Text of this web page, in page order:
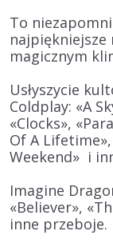
To
magicznym
Usłyszycie
Coldplay: «A
«Clocks»,
Of A
Weekend» i
Imagine
«Believer»,
inne przeboje.